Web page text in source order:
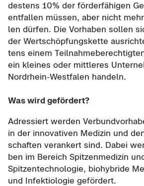
des­tens 10% der för­der­fä­hi­gen
ent­fal­len müs­sen, aber nicht
len dür­fen. Die Vor­ha­ben sol­len
der Wert­schöp­fungs­ket­te
tens einem
ein klei­nes oder mitt­le­res
Nordrhein-​Westfalen han­deln.
Was wird ge­för­dert?
Adres­siert wer­den
in der in­no­va­ti­ven Me­di­zin und
schaf­ten ver­an­kert sind. Dabei
ben im Be­reich Spit­zen­me­di­zin
Spit­zen­tech­no­lo­gie, bio­hy­bri­de
und In­fek­tio­lo­gie ge­för­dert.